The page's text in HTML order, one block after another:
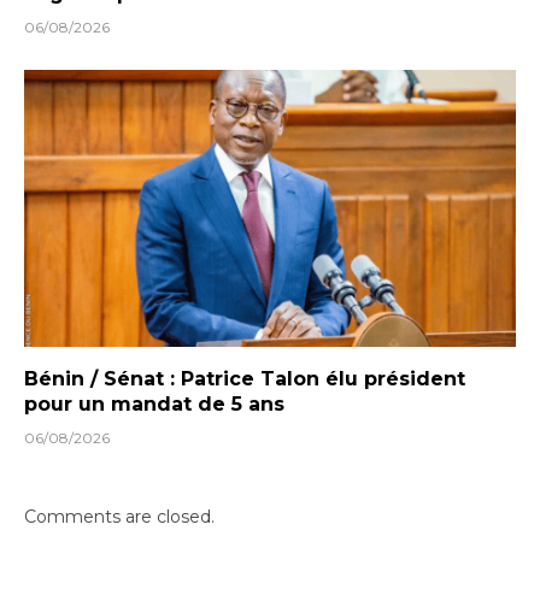
06/08/2026
Bénin / Sénat : Patrice Talon élu président
pour un mandat de 5 ans
06/08/2026
Comments are closed.